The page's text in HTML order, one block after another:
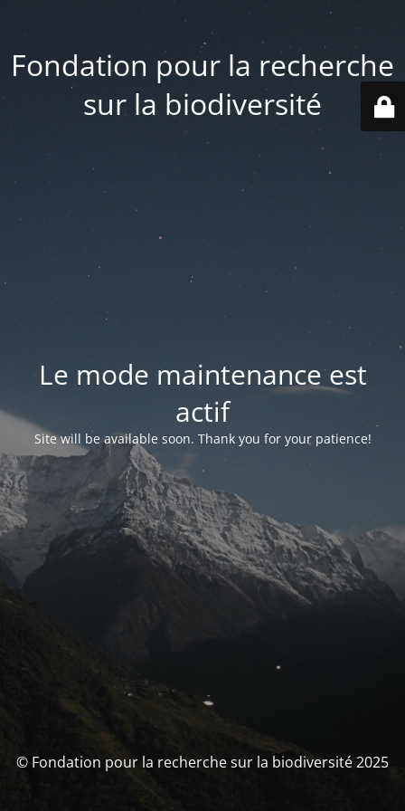
Fondation pour la recherche
sur la biodiversité
Le mode maintenance est
actif
Site will be available soon. Thank you for your patience!
© Fondation pour la recherche sur la biodiversité 2025